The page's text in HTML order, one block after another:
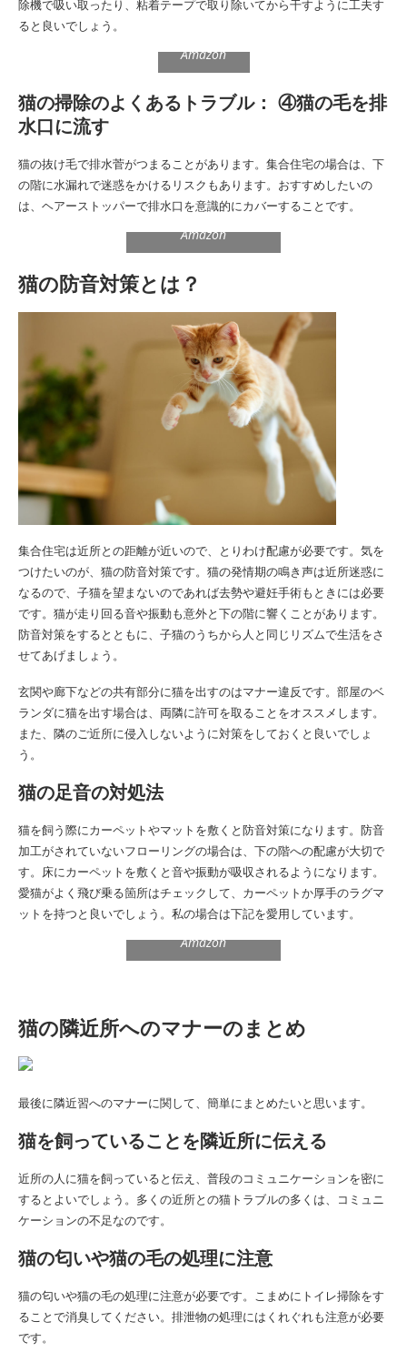
除機で吸い取ったり、粘着テープで取り除いてから干すように工夫す
ると良いでしょう。
Amazon
猫の掃除のよくあるトラブル： ④猫の毛を排
水口に流す
猫の抜け毛で排水菅がつまることがあります。集合住宅の場合は、下
の階に水漏れで迷惑をかけるリスクもあります。おすすめしたいの
は、ヘアーストッパーで排水口を意識的にカバーすることです。
Amazon
猫の防音対策とは？
集合住宅は近所との距離が近いので、とりわけ配慮が必要です。気を
つけたいのが、猫の防音対策です。猫の発情期の鳴き声は近所迷惑に
なるので、子猫を望まないのであれば去勢や避妊手術もときには必要
です。猫が走り回る音や振動も意外と下の階に響くことがあります。
防音対策をするとともに、子猫のうちから人と同じリズムで生活をさ
せてあげましょう。
玄関や廊下などの共有部分に猫を出すのはマナー違反です。部屋のベ
ランダに猫を出す場合は、両隣に許可を取ることをオススメします。
また、隣のご近所に侵入しないように対策をしておくと良いでしょ
う。
猫の足音の対処法
猫を飼う際にカーペットやマットを敷くと防音対策になります。防音
加工がされていないフローリングの場合は、下の階への配慮が大切で
す。床にカーペットを敷くと音や振動が吸収されるようになります。
愛猫がよく飛び乗る箇所はチェックして、カーペットか厚手のラグマ
ットを持つと良いでしょう。私の場合は下記を愛用しています。
Amazon
猫の隣近所へのマナーのまとめ
最後に隣近習へのマナーに関して、簡単にまとめたいと思います。
猫を飼っていることを隣近所に伝える
近所の人に猫を飼っていると伝え、普段のコミュニケーションを密に
するとよいでしょう。多くの近所との猫トラブルの多くは、コミュニ
ケーションの不足なのです。
猫の匂いや猫の毛の処理に注意
猫の匂いや猫の毛の処理に注意が必要です。こまめにトイレ掃除をす
ることで消臭してください。排泄物の処理にはくれぐれも注意が必要
です。